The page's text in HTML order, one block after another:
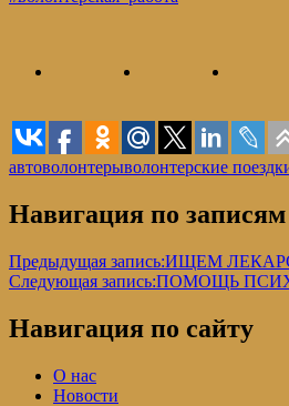
автоволонтерыволонтерские
Навигация по записям
Предыдущая запись:ИЩЕМ
Следующая запись:ПОМОЩЬ
Навигация по сайту
О нас
Новости